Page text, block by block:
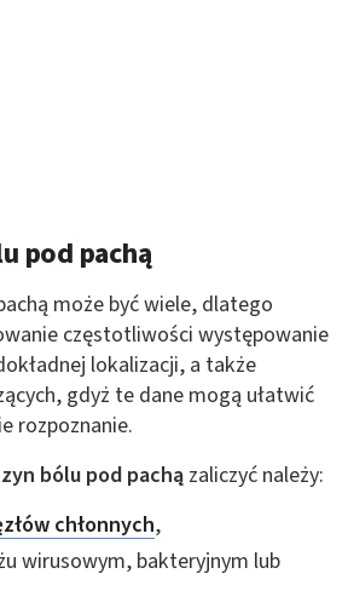
pod pachą
może być wiele, dlatego
częstotliwości występowanie
lokalizacji, a także
gdyż te dane mogą ułatwić
rozpoznanie.
bólu pod pachą zaliczyć należy:
chłonnych,
wirusowym, bakteryjnym lub